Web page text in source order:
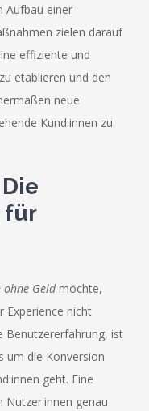
Aufbau einer
zielen darauf
effiziente und
zu etablieren und den
neue
Kund:innen zu
für
ohne Geldmöchte,
Experience nicht
Benutzererfahrung, ist
um die Konversion
geht. Eine
Nutzer:innen genau